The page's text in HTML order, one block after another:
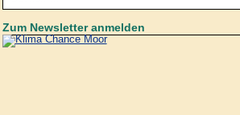
Zum Newsletter anmelden